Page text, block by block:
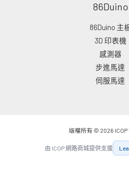
86Duino
86Duino 主
3D 印表機
感測器
步進馬達
伺服馬達
版權所有 © 2026 ICOP
由 ICOP 網路商城提供支援